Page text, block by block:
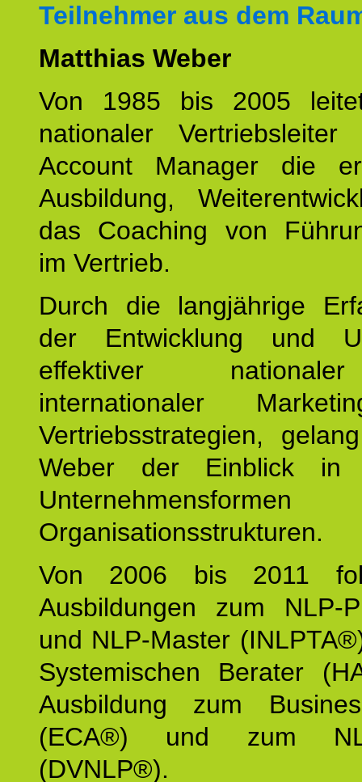
Teilnehmer aus dem
Matthias Weber
Von 1985 bis 2005
nationaler
Account Manager die
Ausbildung,
das Coaching von
im Vertrieb.
Durch die langjährige
der Entwicklung und
effektiver
internationaler
Vertriebsstrategien,
Weber der Einblick in
Organisationsstrukturen.
Von 2006 bis 2011
Ausbildungen zum NLP-
und NLP-Master
Systemischen Berater
Ausbildung zum
(ECA®) und zum
(DVNLP®).